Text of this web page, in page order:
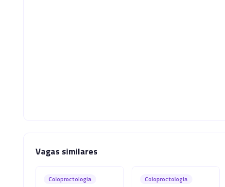
Vagas similares
Coloproctologia Coloproctologia